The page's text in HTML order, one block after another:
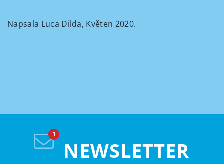
Napsala Luca Dilda, Květen 2020.
NEWSLETTER